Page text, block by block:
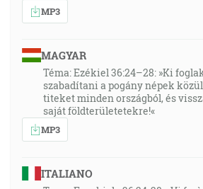
MP3
MAGYAR
Téma: Ezékiel 36:24–28: »Ki
szabadítani a pogány népek
titeket minden országból, és
saját földterületetekre!«
MP3
ITALIANO